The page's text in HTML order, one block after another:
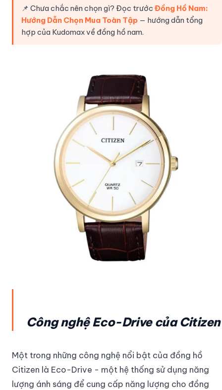
📌 Chưa chắc nên chọn gì? Đọc trước Đồng Hồ Nam:
Hướng Dẫn Chọn Mua Toàn Tập — hướng dẫn tổng
hợp của Kudomax về đồng hồ nam.
Công nghệ Eco-Drive của Citizen
Một trong những công nghệ nổi bật của đồng hồ
Citizen là Eco-Drive - một hệ thống sử dụng năng
lượng ánh sáng để cung cấp năng lượng cho đồng